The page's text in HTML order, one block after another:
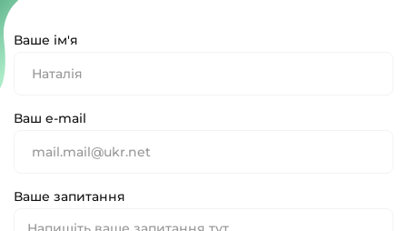
Ваше ім'я
Ваш e-mail
Ваше запитання